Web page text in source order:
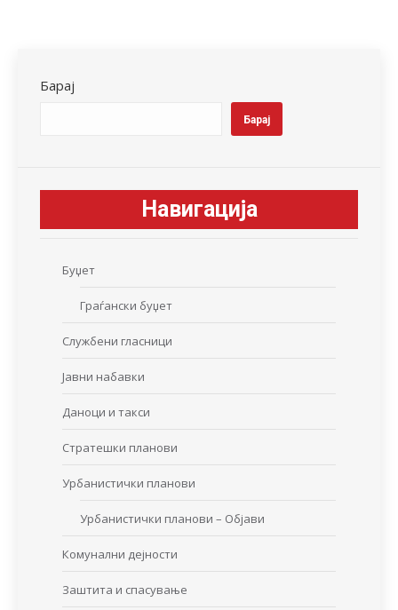
Барај
Барај
Навигација
Буџет
Граѓански буџет
Службени гласници
Јавни набавки
Даноци и такси
Стратешки планови
Урбанистички планови
Урбанистички планови – Објави
Комунални дејности
Заштита и спасување